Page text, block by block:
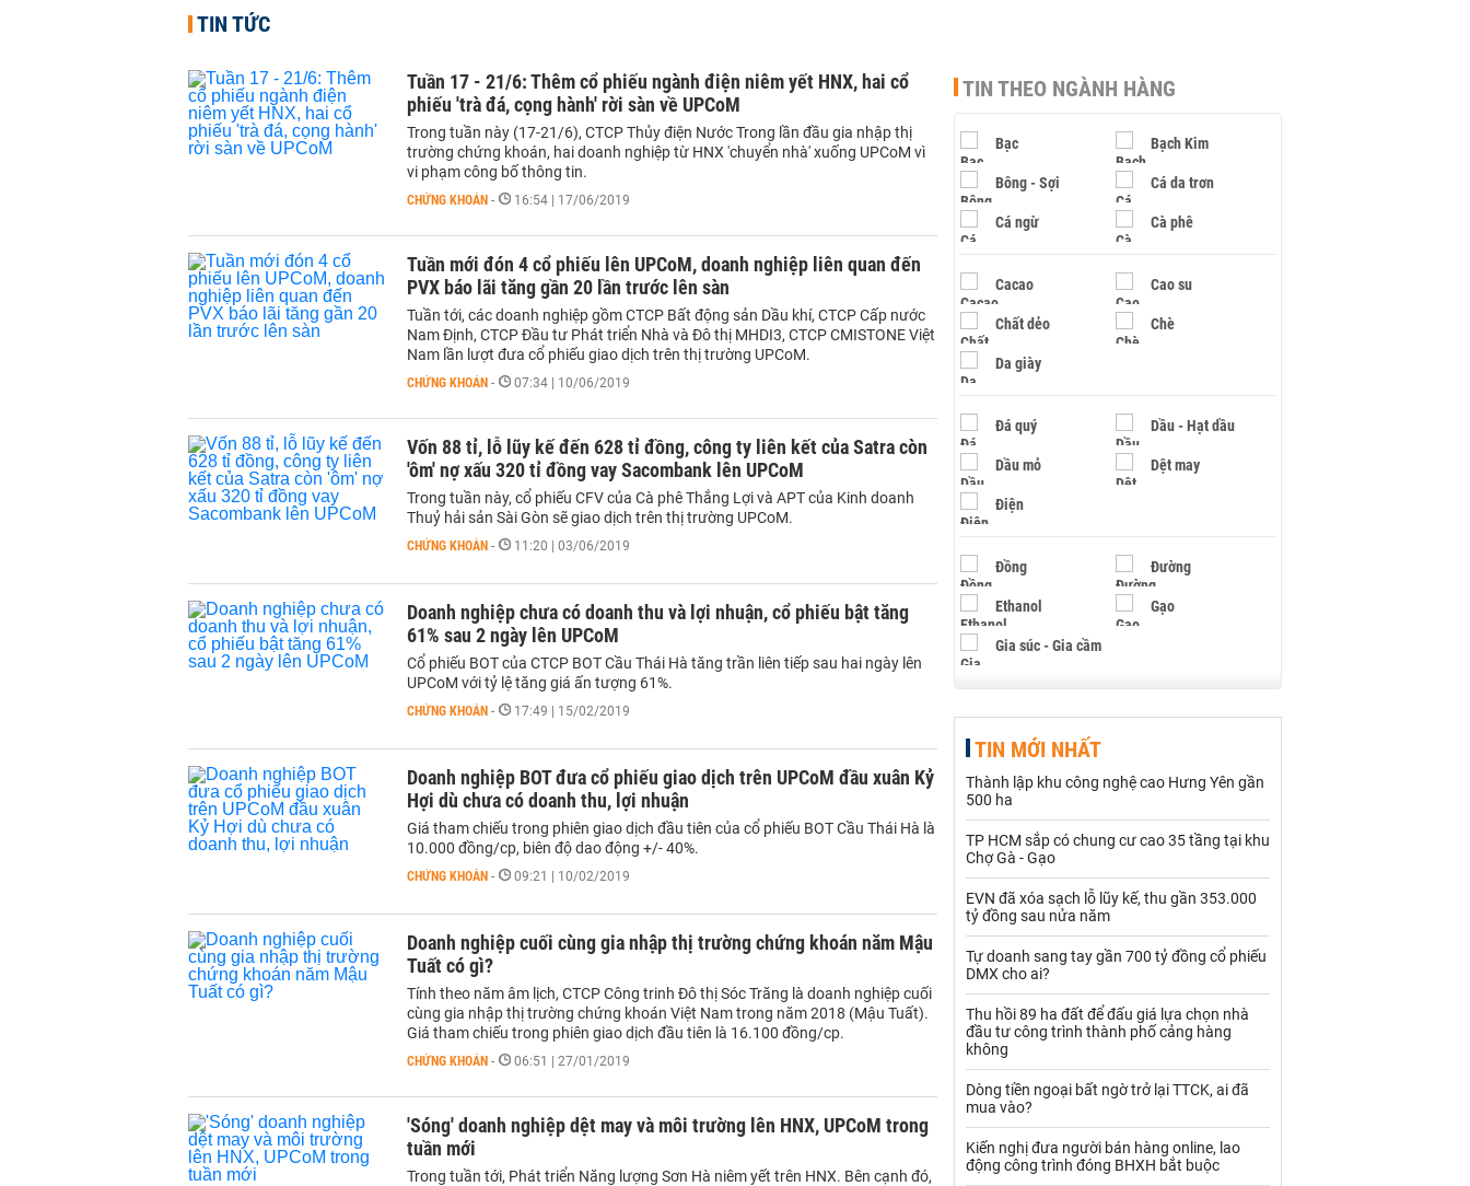
TIN TỨC
Tuần 17 - 21/6: Thêm cổ phiếu ngành điện niêm yết HNX, hai cổ
phiếu 'trà đá, cọng hành' rời sàn về UPCoM
Trong tuần này (17-21/6), CTCP Thủy điện Nước Trong lần đầu gia nhập thị
trường chứng khoán, hai doanh nghiệp từ HNX 'chuyển nhà' xuống UPCoM vì
vi phạm công bố thông tin.
CHỨNG KHOÁN - 16:54 | 17/06/2019
Tuần mới đón 4 cổ phiếu lên UPCoM, doanh nghiệp liên quan đến
PVX báo lãi tăng gần 20 lần trước lên sàn
Tuần tới, các doanh nghiệp gồm CTCP Bất động sản Dầu khí, CTCP Cấp nước
Nam Định, CTCP Đầu tư Phát triển Nhà và Đô thị MHDI3, CTCP CMISTONE Việt
Nam lần lượt đưa cổ phiếu giao dịch trên thị trường UPCoM.
CHỨNG KHOÁN - 07:34 | 10/06/2019
Vốn 88 tỉ, lỗ lũy kế đến 628 tỉ đồng, công ty liên kết của Satra còn
'ôm' nợ xấu 320 tỉ đồng vay Sacombank lên UPCoM
Trong tuần này, cổ phiếu CFV của Cà phê Thắng Lợi và APT của Kinh doanh
Thuỷ hải sản Sài Gòn sẽ giao dịch trên thị trường UPCoM.
CHỨNG KHOÁN - 11:20 | 03/06/2019
Doanh nghiệp chưa có doanh thu và lợi nhuận, cổ phiếu bật tăng
61% sau 2 ngày lên UPCoM
Cổ phiếu BOT của CTCP BOT Cầu Thái Hà tăng trần liên tiếp sau hai ngày lên
UPCoM với tỷ lệ tăng giá ấn tượng 61%.
CHỨNG KHOÁN - 17:49 | 15/02/2019
Doanh nghiệp BOT đưa cổ phiếu giao dịch trên UPCoM đầu xuân Kỷ
Hợi dù chưa có doanh thu, lợi nhuận
Giá tham chiếu trong phiên giao dịch đầu tiên của cổ phiếu BOT Cầu Thái Hà là
10.000 đồng/cp, biên độ dao động +/- 40%.
CHỨNG KHOÁN - 09:21 | 10/02/2019
Doanh nghiệp cuối cùng gia nhập thị trường chứng khoán năm Mậu
Tuất có gì?
Tính theo năm âm lịch, CTCP Công trinh Đô thị Sóc Trăng là doanh nghiệp cuối
cùng gia nhập thị trường chứng khoán Việt Nam trong năm 2018 (Mậu Tuất).
Giá tham chiếu trong phiên giao dịch đầu tiên là 16.100 đồng/cp.
CHỨNG KHOÁN - 06:51 | 27/01/2019
'Sóng' doanh nghiệp dệt may và môi trường lên HNX, UPCoM trong
tuần mới
Trong tuần tới, Phát triển Năng lượng Sơn Hà niêm yết trên HNX. Bên cạnh đó,
TIN THEO NGÀNH HÀNG
Bạc Bạch Kim
Bông - Sợi Cá da trơn
Cá ngừ Cà phê
Cacao Cao su
Chất dẻo Chè
Da giày
Đá quý Dầu - Hạt dầu
Dầu mỏ Dệt may
Điện
Đồng Đường
Ethanol Gạo
Gia súc - Gia cầm
Hạt điều
Khí đốt
Kim loại khác Mắc ca
Muối Ngũ cốc
Nhựa - Hạt nhựa
Palladium Phân bón
Rau - Củ -Quả Sắt thép
Sữa
Than Thức ăn chăn nuôi
Thủy hải sản khác Tôm
TIN MỚI NHẤT
Thành lập khu công nghệ cao Hưng Yên gần
500 ha
TP HCM sắp có chung cư cao 35 tầng tại khu
Chợ Gà - Gạo
EVN đã xóa sạch lỗ lũy kế, thu gần 353.000
tỷ đồng sau nửa năm
Tự doanh sang tay gần 700 tỷ đồng cổ phiếu
DMX cho ai?
Thu hồi 89 ha đất để đấu giá lựa chọn nhà
đầu tư công trình thành phố cảng hàng
không
Dòng tiền ngoại bất ngờ trở lại TTCK, ai đã
mua vào?
Kiến nghị đưa người bán hàng online, lao
động công trình đóng BHXH bắt buộc